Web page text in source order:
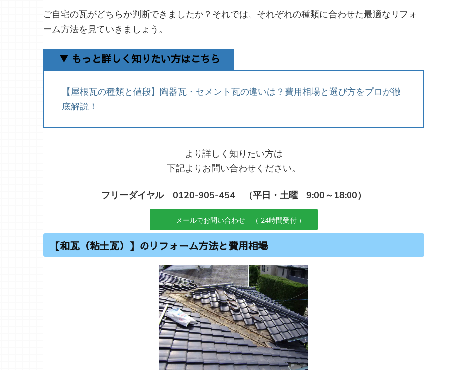
ご自宅の瓦がどちらか判断できましたか？それでは、それぞれの種類に合わせた最適なリフォ
ーム方法を見ていきましょう。
▼ もっと詳しく知りたい方はこちら
【屋根瓦の種類と値段】陶器瓦・セメント瓦の違いは？費用相場と選び方をプロが徹
底解説！
より詳しく知りたい方は
下記よりお問い合わせください。
フリーダイヤル 0120-905-454 （平日・土曜 9:00～18:00）
メールでお問い合わせ （ 24時間受付 ）
【和瓦（粘土瓦）】のリフォーム方法と費用相場